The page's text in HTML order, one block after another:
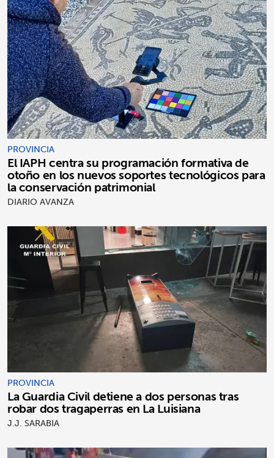
PROVINCIA
El IAPH centra su programación formativa de
otoño en los nuevos soportes tecnológicos para
la conservación patrimonial
DIARIO AVANZA
PROVINCIA
La Guardia Civil detiene a dos personas tras
robar dos tragaperras en La Luisiana
J.J. SARABIA